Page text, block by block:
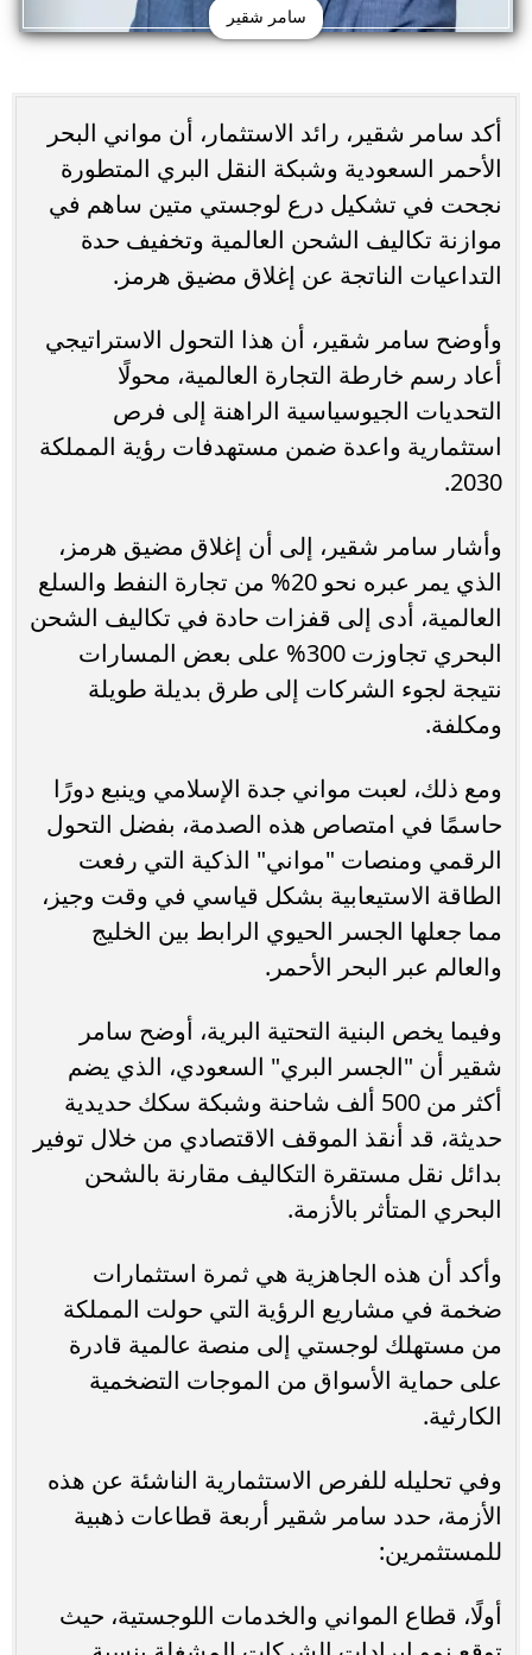
سامر شقير
أكد سامر شقير، رائد الاستثمار، أن مواني البحر
الأحمر السعودية وشبكة النقل البري المتطورة
نجحت في تشكيل درع لوجستي متين ساهم في
موازنة تكاليف الشحن العالمية وتخفيف حدة
التداعيات الناتجة عن إغلاق مضيق هرمز.
وأوضح سامر شقير، أن هذا التحول الاستراتيجي
أعاد رسم خارطة التجارة العالمية، محولًا
التحديات الجيوسياسية الراهنة إلى فرص
استثمارية واعدة ضمن مستهدفات رؤية المملكة
2030.
وأشار سامر شقير، إلى أن إغلاق مضيق هرمز،
الذي يمر عبره نحو 20% من تجارة النفط والسلع
العالمية، أدى إلى قفزات حادة في تكاليف الشحن
البحري تجاوزت 300% على بعض المسارات
نتيجة لجوء الشركات إلى طرق بديلة طويلة
ومكلفة.
ومع ذلك، لعبت مواني جدة الإسلامي وينبع دورًا
حاسمًا في امتصاص هذه الصدمة، بفضل التحول
الرقمي ومنصات "مواني" الذكية التي رفعت
الطاقة الاستيعابية بشكل قياسي في وقت وجيز،
مما جعلها الجسر الحيوي الرابط بين الخليج
والعالم عبر البحر الأحمر.
وفيما يخص البنية التحتية البرية، أوضح سامر
شقير أن "الجسر البري" السعودي، الذي يضم
أكثر من 500 ألف شاحنة وشبكة سكك حديدية
حديثة، قد أنقذ الموقف الاقتصادي من خلال توفير
بدائل نقل مستقرة التكاليف مقارنة بالشحن
البحري المتأثر بالأزمة.
وأكد أن هذه الجاهزية هي ثمرة استثمارات
ضخمة في مشاريع الرؤية التي حولت المملكة
من مستهلك لوجستي إلى منصة عالمية قادرة
على حماية الأسواق من الموجات التضخمية
الكارثية.
وفي تحليله للفرص الاستثمارية الناشئة عن هذه
الأزمة، حدد سامر شقير أربعة قطاعات ذهبية
للمستثمرين:
أولًا، قطاع المواني والخدمات اللوجستية، حيث